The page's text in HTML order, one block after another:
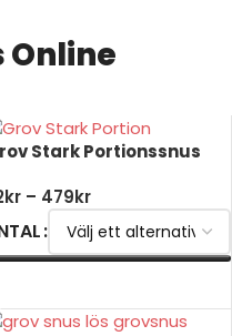
Online
Stark Portionssnus
kr – 479kr